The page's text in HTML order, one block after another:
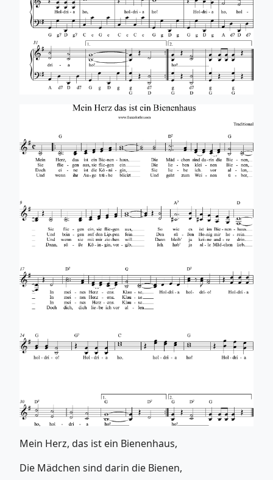
Mein Herz, das ist ein Bienenhaus,
Die Mädchen sind darin die Bienen,